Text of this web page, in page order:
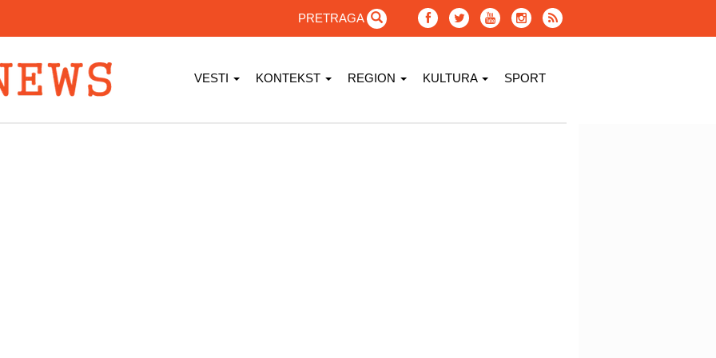
PRETRAGA
VESTI KONTEKST REGION KULTURA SPORT